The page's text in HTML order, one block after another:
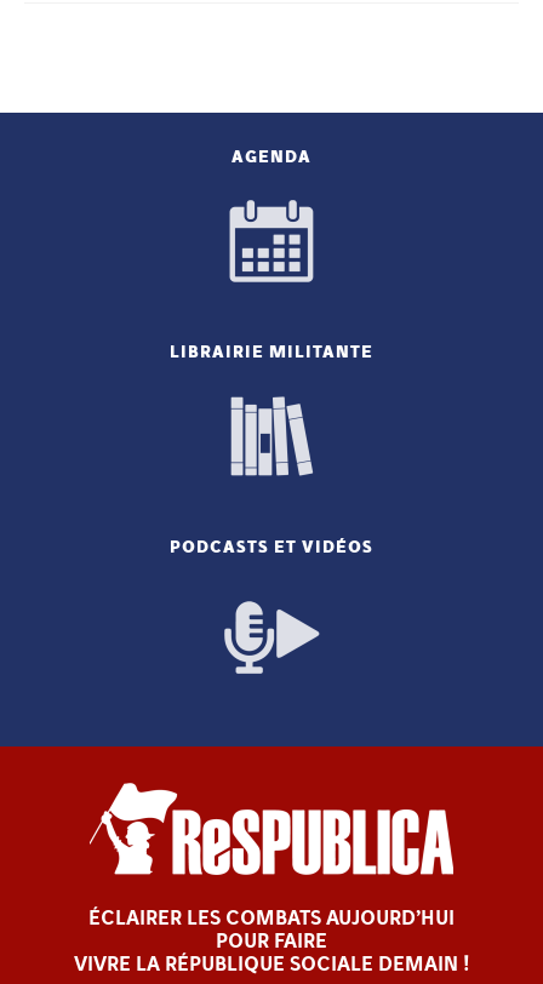
AGENDA
LIBRAIRIE MILITANTE
PODCASTS ET VIDÉOS
ÉCLAIRER LES COMBATS AUJOURD’HUI
POUR FAIRE
VIVRE LA RÉPUBLIQUE SOCIALE DEMAIN !